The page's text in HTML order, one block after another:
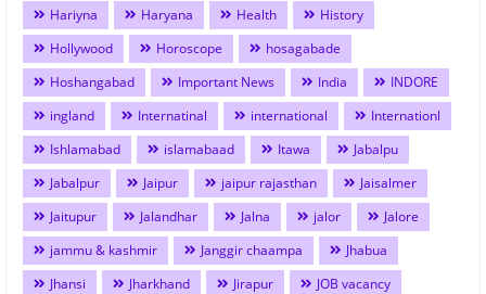
Hariyna
Haryana Health
History
Hollywood
Horoscope
hosagabade
Hoshangabad
Important News India
INDORE
ingland
Internatinal international
Internationl
Ishlamabad
islamabaad Itawa
Jabalpu
Jabalpur
Jaipur jaipur rajasthan
Jaisalmer
Jaitupur
Jalandhar Jalna jalor
Jalore
jammu & kashmir
Janggir chaampa
Jhabua
Jhansi
Jharkhand Jirapur
JOB vacancy